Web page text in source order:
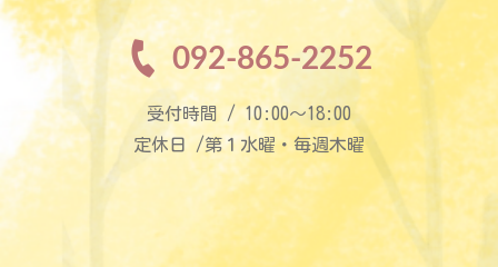
092-865-2252
受付時間 / 10:00〜18:00
定休日 /第１水曜・毎週木曜